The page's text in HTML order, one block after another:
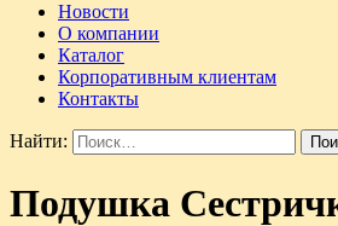
Новости
О компании
Каталог
Корпоративным клиентам
Контакты
Найти:
Подушка